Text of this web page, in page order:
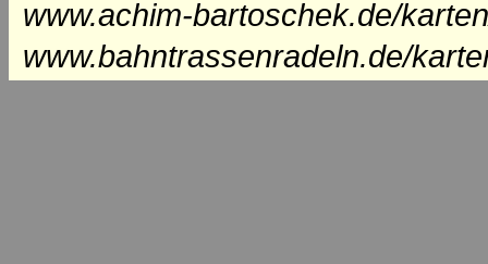
www.achim-bartoschek.de/
www.bahntrassenradeln.de/